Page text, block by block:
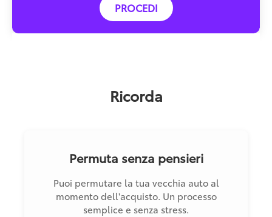
PROCEDI
Ricorda
Permuta senza pensieri
Puoi permutare la tua vecchia auto al
momento dell'acquisto. Un processo
semplice e senza stress.